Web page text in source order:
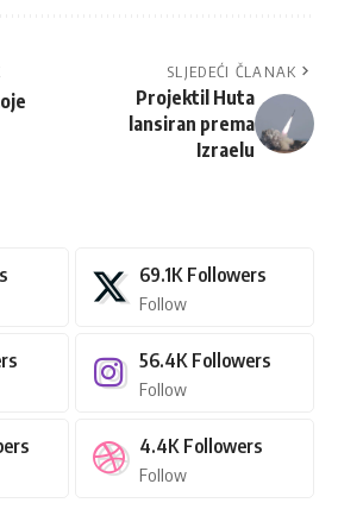
SLJEDEĆI ČLANAK
Projektil Huta
lansiran prema
Izraelu
69.1K Followers
Follow
56.4K Followers
Follow
4.4K Followers
Follow